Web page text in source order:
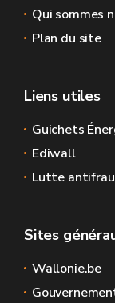
Qui sommes
Plan du site
Liens utiles
Guichets
Ediwall
Lutte
Sites
Wallonie.be